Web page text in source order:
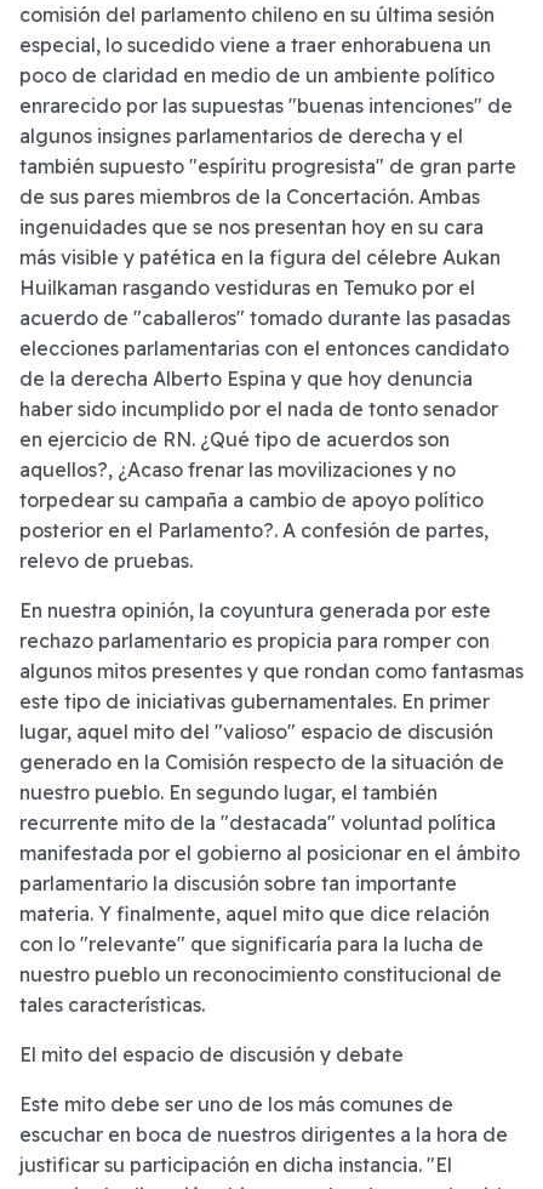
comisión del parlamento chileno en su última sesión
especial, lo sucedido viene a traer enhorabuena un
poco de claridad en medio de un ambiente político
enrarecido por las supuestas "buenas intenciones" de
algunos insignes parlamentarios de derecha y el
también supuesto "espíritu progresista" de gran parte
de sus pares miembros de la Concertación. Ambas
ingenuidades que se nos presentan hoy en su cara
más visible y patética en la figura del célebre Aukan
Huilkaman rasgando vestiduras en Temuko por el
acuerdo de "caballeros" tomado durante las pasadas
elecciones parlamentarias con el entonces candidato
de la derecha Alberto Espina y que hoy denuncia
haber sido incumplido por el nada de tonto senador
en ejercicio de RN. ¿Qué tipo de acuerdos son
aquellos?, ¿Acaso frenar las movilizaciones y no
torpedear su campaña a cambio de apoyo político
posterior en el Parlamento?. A confesión de partes,
relevo de pruebas.
En nuestra opinión, la coyuntura generada por este
rechazo parlamentario es propicia para romper con
algunos mitos presentes y que rondan como fantasmas
este tipo de iniciativas gubernamentales. En primer
lugar, aquel mito del "valioso" espacio de discusión
generado en la Comisión respecto de la situación de
nuestro pueblo. En segundo lugar, el también
recurrente mito de la "destacada" voluntad política
manifestada por el gobierno al posicionar en el ámbito
parlamentario la discusión sobre tan importante
materia. Y finalmente, aquel mito que dice relación
con lo "relevante" que significaría para la lucha de
nuestro pueblo un reconocimiento constitucional de
tales características.
El mito del espacio de discusión y debate
Este mito debe ser uno de los más comunes de
escuchar en boca de nuestros dirigentes a la hora de
justificar su participación en dicha instancia. "El